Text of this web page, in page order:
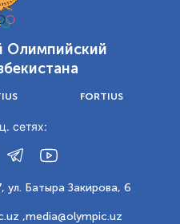
Олимпийский
FORTIUS
сетях:
Батыра Закирова, 6
,media@olympic.uz